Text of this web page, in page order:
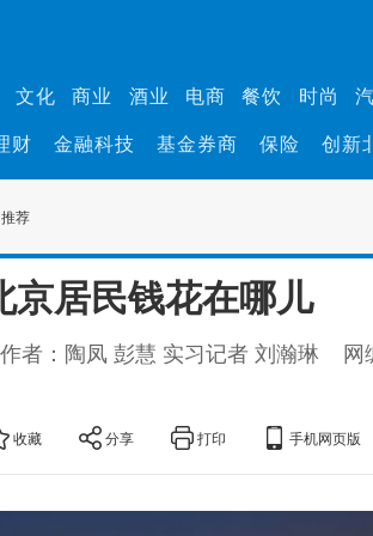
文化 商业 酒业 电商 餐饮 时尚
财 金融科技 基金券商 保险 创新
推荐
京居民钱花在哪儿
作者：陶凤 彭慧 实习记者 刘瀚琳
网
收藏 分享 打印 手机网页版